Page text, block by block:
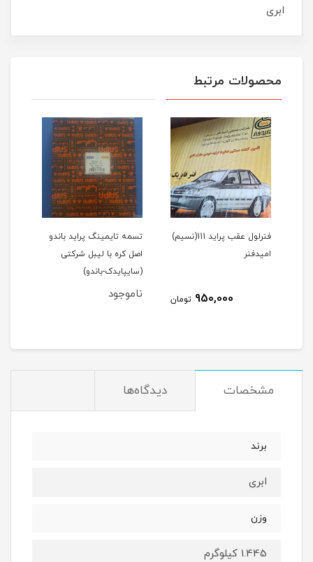
ابری
محصولات مرتبط
فنرلول عقب پراید 111(نسیم)
امیدفنر
950,000 تومان
تسمه تایمینگ پراید باندو
اصل کره با لیبل شرکتی
(سایپایدک-باندو)
ناموجود
مشخصات دیدگاه‌ها
برند
ابری
وزن
1.445 کیلوگرم